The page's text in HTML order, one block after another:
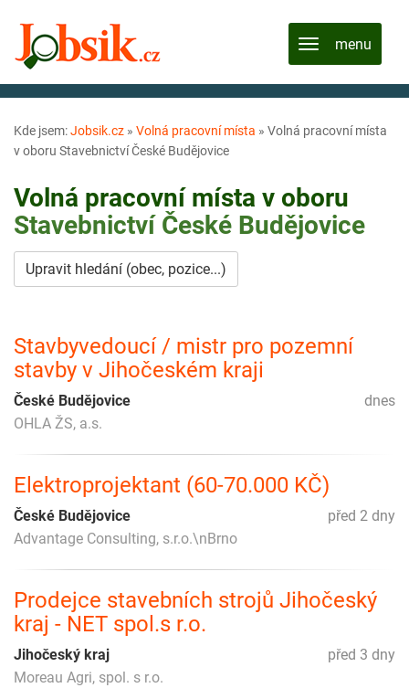
Kde jsem:Jobsik.cz » Volná pracovní místa » Volná pracovní místa
v oboru Stavebnictví České Budějovice
Volná pracovní místa v oboru
Stavebnictví České Budějovice
Upravit hledání (obec, pozice...)
Stavbyvedoucí / mistr pro pozemní
stavby v Jihočeském kraji
dnes
České Budějovice
OHLA ŽS, a.s.
Elektroprojektant (60-70.000 KČ)
před 2 dny
České Budějovice
Advantage Consulting, s.r.o.\nBrno
Prodejce stavebních strojů Jihočeský
kraj - NET spol.s r.o.
před 3 dny
Jihočeský kraj
Moreau Agri, spol. s r.o.